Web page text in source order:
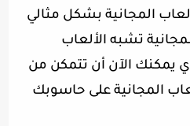
المجانية بشكل مثالي
تشبه الألعاب
يمكنك الآن أن تتمكن من
المجانية على حاسوبك